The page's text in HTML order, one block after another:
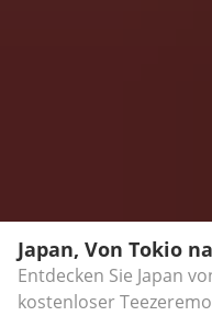
Japan, Von Tokio
Entdecken Sie Japan
kostenloser